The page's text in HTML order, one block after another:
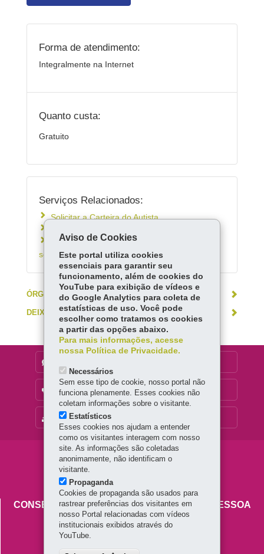
Forma de atendimento:
Integralmente na Internet
Quanto custa:
Gratuito
Serviços Relacionados:
Solicitar a Carteira do Autista
Solicitar atendimento na rede de assistência
social do Paraná
ÓRGÃO RESPONSÁVEL
DEIXE SUA OPINIÃO
MAPA DO SITE
OUVIDORIA
Navegação
principal
CONSELHO ESTADUAL DOS DIREITOS DA PESSOA
COM DEFICIÊNCIA
Aviso de Cookies
Este portal utiliza cookies
essenciais para garantir seu
funcionamento, além de cookies do
YouTube para exibição de vídeos e
do Google Analytics para coleta de
estatísticas de uso. Você pode
escolher como tratamos os cookies
a partir das opções abaixo.
Para mais informações, acesse
nossa Política de Privacidade.
Necessários
Sem esse tipo de cookie, nosso portal não
funciona plenamente. Esses cookies não
coletam informações sobre o visitante.
Estatísticos
Esses cookies nos ajudam a entender
como os visitantes interagem com nosso
site. As informações são coletadas
anonimamente, não identificam o
visitante.
Propaganda
Cookies de propaganda são usados para
rastrear preferências dos visitantes em
nosso Portal relacionadas com vídeos
institucionais exibidos através do
YouTube.